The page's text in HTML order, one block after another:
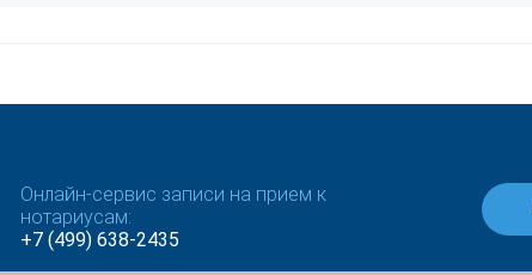
Онлайн-сервис записи на прием к
нотариусам:
+7 (499) 638-2435